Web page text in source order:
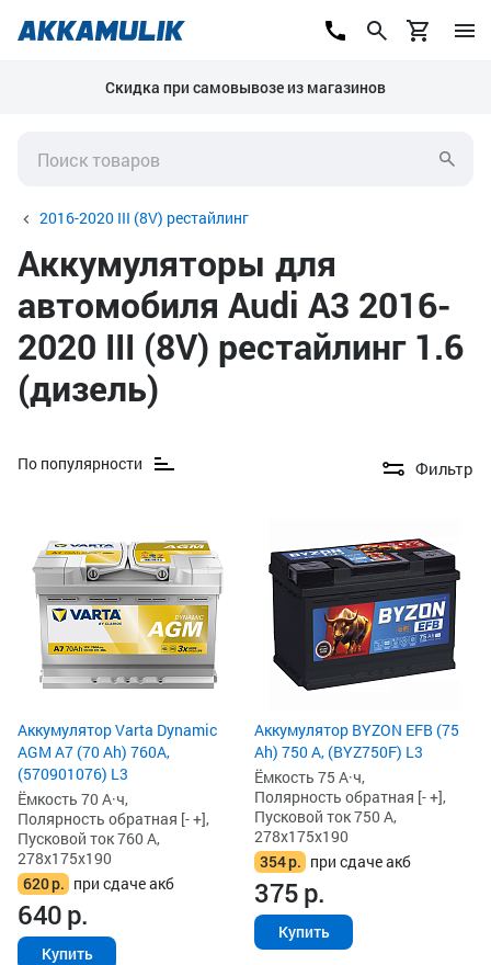
Скидка при самовывозе из магазинов
2016-2020 III (8V) рестайлинг
Аккумуляторы для
автомобиля Audi A3 2016-
2020 III (8V) рестайлинг 1.6
(дизель)
По популярности Фильтр
Аккумулятор Varta Dynamic
AGM A7 (70 Ah) 760A,
(570901076) L3
Ёмкость 70 А·ч,
Полярность обратная [- +],
Пусковой ток 760 А,
278x175x190
620р. при сдаче акб
640р.
Купить
Аккумулятор BYZON EFB (75
Ah) 750 А, (BYZ750F) L3
Ёмкость 75 А·ч,
Полярность обратная [- +],
Пусковой ток 750 А,
278x175x190
354р. при сдаче акб
375р.
Купить